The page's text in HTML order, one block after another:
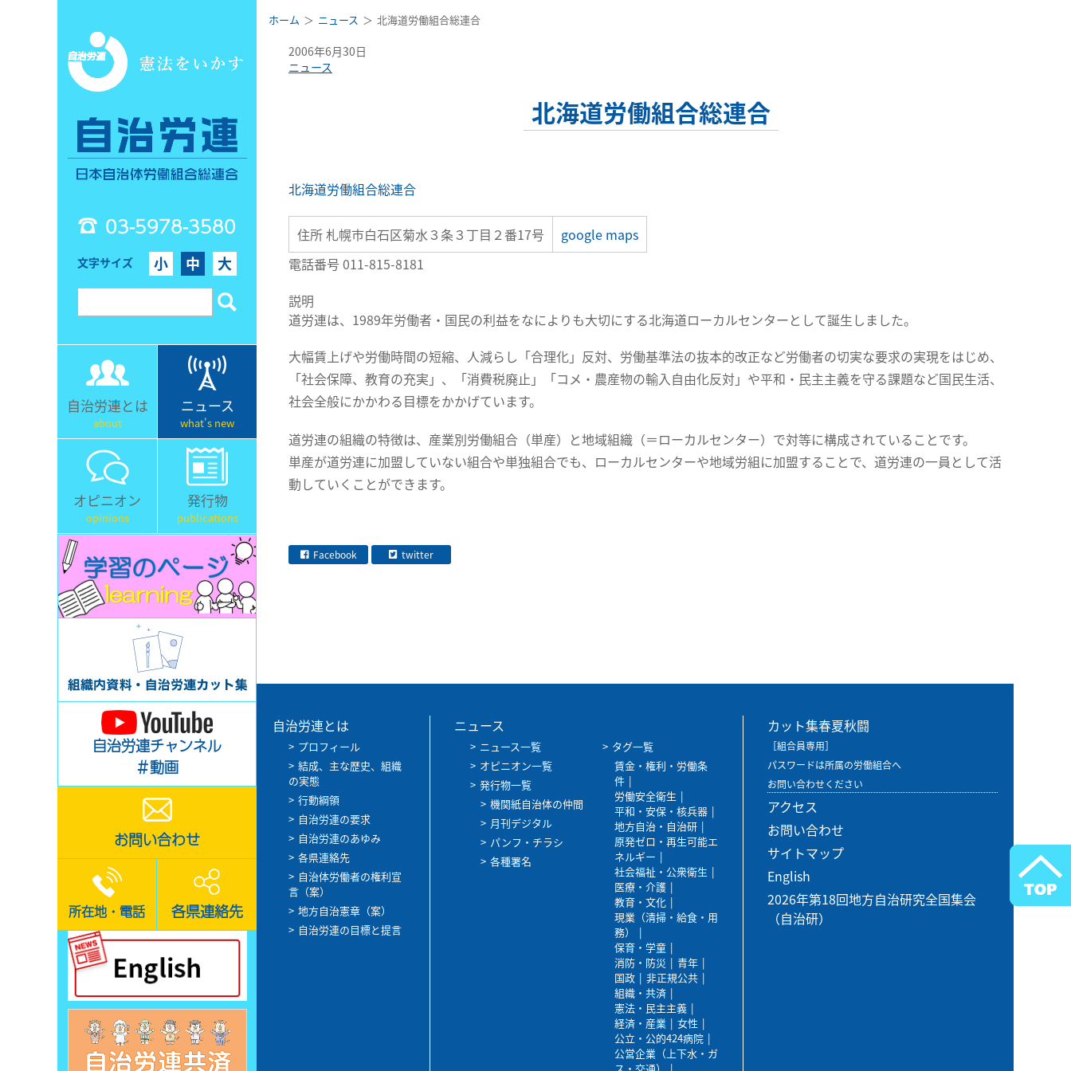
03-5978-3580
文字サイズ 小 中 大
自治労連とは
about
ニュース
what's new
オピニオン
opinions
発行物
publications
自治労連チャンネル
＃動画
お問い合わせ
所在地・電話 各県連絡先
ホーム ニュース 北海道労働組合総連合
2006年6月30日
ニュース
北海道労働組合総連合
北海道労働組合総連合
住所 札幌市白石区菊水３条３丁目２番17号
google maps
電話番号 011-815-8181
説明
道労連は、1989年労働者・国民の利益をなによりも大切にする北海道ローカルセンターとして誕生しました。
大幅賃上げや労働時間の短縮、人減らし「合理化」反対、労働基準法の抜本的改正など労働者の切実な要求の実現をはじめ、
「社会保障、教育の充実」、「消費税廃止」「コメ・農産物の輸入自由化反対」や平和・民主主義を守る課題など国民生活、
社会全般にかかわる目標をかかげています。
道労連の組織の特徴は、産業別労働組合（単産）と地域組織（＝ローカルセンター）で対等に構成されていることです。
単産が道労連に加盟していない組合や単独組合でも、ローカルセンターや地域労組に加盟することで、道労連の一員として活
動していくことができます。
Facebook twitter
自治労連とは
プロフィール
結成、主な歴史、組織
の実態
行動綱領
自治労連の要求
自治労連のあゆみ
各県連絡先
自治体労働者の権利宣
言（案）
地方自治憲章（案）
自治労連の目標と提言
ニュース
ニュース一覧
オピニオン一覧
発行物一覧
機関紙自治体の仲間
月刊デジタル
パンフ・チラシ
各種署名
タグ一覧
賃金・権利・労働条
件
労働安全衛生
平和・安保・核兵器
地方自治・自治研
原発ゼロ・再生可能エ
ネルギー
社会福祉・公衆衛生
医療・介護
教育・文化
現業（清掃・給食・用
務）
保育・学童
消防・防災
青年
国政
非正規公共
組織・共済
憲法・民主主義
経済・産業
女性
公立・公的424病院
公営企業（上下水・ガ
カット集春夏秋闘
［組合員専用］
パスワードは所属の労働組合へ
お問い合わせください
アクセス
お問い合わせ
サイトマップ
English
2026年第18回地方自治研究全国集会
（自治研）